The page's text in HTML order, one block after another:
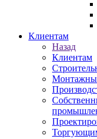
Клиентам
Назад
Клиентам